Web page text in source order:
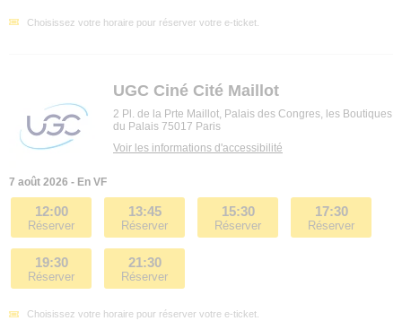
Choisissez votre horaire pour réserver votre e-ticket.
UGC Ciné Cité Maillot
2 Pl. de la Prte Maillot, Palais des Congres, les Boutiques
du Palais 75017 Paris
Voir les informations d'accessibilité
7 août 2026 - En VF
12:00
Réserver
13:45
Réserver
15:30
Réserver
17:30
Réserver
19:30
Réserver
21:30
Réserver
Choisissez votre horaire pour réserver votre e-ticket.